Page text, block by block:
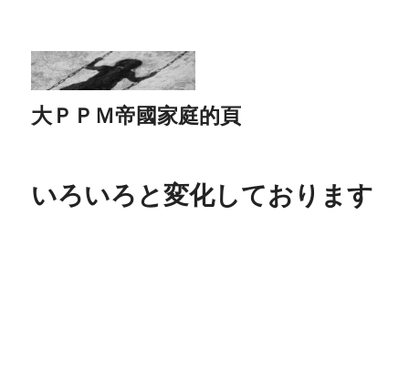
大ＰＰＭ帝國家庭的頁
いろいろと変化しております